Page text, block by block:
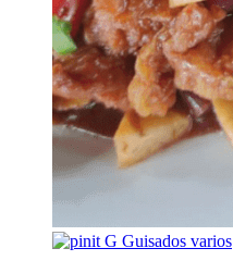
G Guisados varios